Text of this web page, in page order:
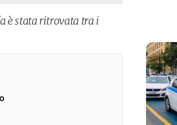
è stata ritrovata tra i